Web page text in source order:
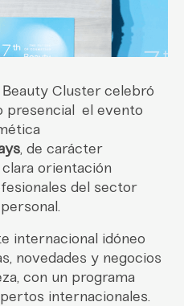
Cluster celebró
presencial el evento
, de carácter
orientación
del sector
internacional idóneo
novedades y negocios
con un programa
internacionales.